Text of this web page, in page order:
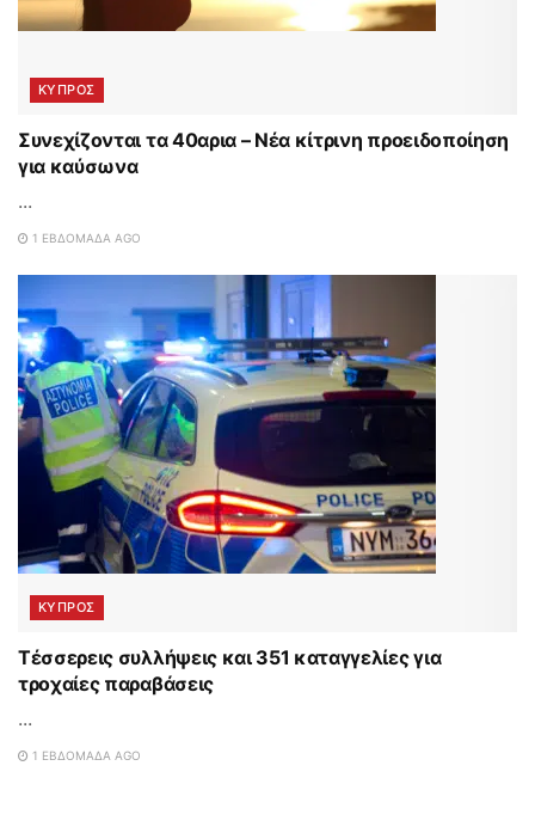
ΚΥΠΡΟΣ
Συνεχίζονται τα 40αρια – Νέα κίτρινη προειδοποίηση
για καύσωνα
...
1 ΕΒΔΟΜΆΔΑ AGO
ΚΥΠΡΟΣ
Τέσσερεις συλλήψεις και 351 καταγγελίες για
τροχαίες παραβάσεις
...
1 ΕΒΔΟΜΆΔΑ AGO